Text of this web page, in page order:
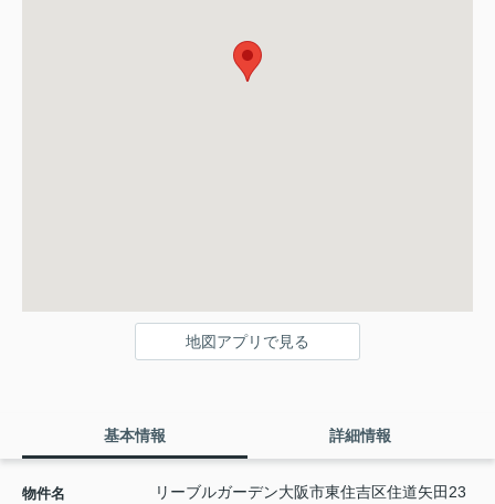
地図アプリで見る
基本情報 詳細情報
物件名
リーブルガーデン大阪市東住吉区住道矢田23